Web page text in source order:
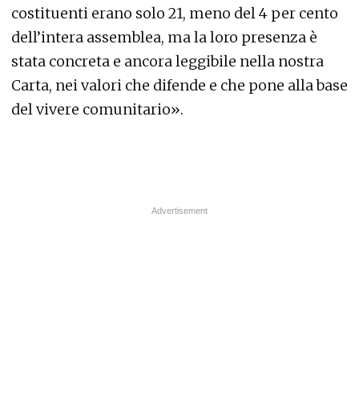
costituenti erano solo 21, meno del 4 per cento
dell’intera assemblea, ma la loro presenza è
stata concreta e ancora leggibile nella nostra
Carta, nei valori che difende e che pone alla base
del vivere comunitario».